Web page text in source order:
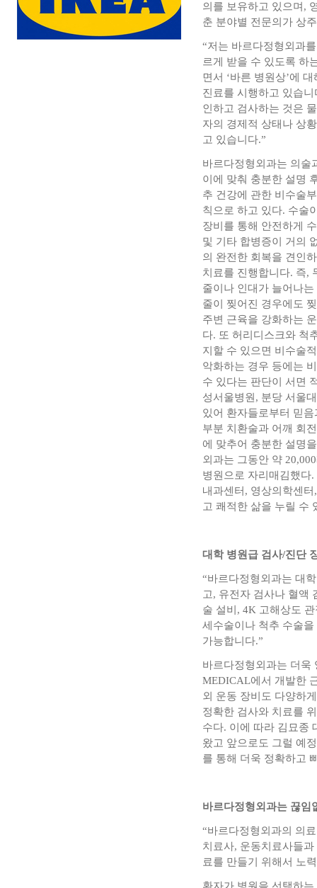
의를 보유하고 있으며,
춘 분야별 전문의가 상
“저는 바르다정형외과
르게 받을 수 있도록 하
면서 ‘바른 병원상’에
진료를 시행하고 있습
인하고 검사하는 것은
자의 경제적 상태나 상
고 있습니다.”
바르다정형외과는 의술
이에 맞춰 충분한 설명
추 건강에 관한 비수술
칙으로 하고 있다. 수술
장비를 통해 안전하게
및 기타 합병증이 거의
의 완전한 회복을 견인
치료를 진행합니다. 즉,
줄이나 인대가 늘어나
줄이 찢어진 경우에도
주변 근육을 강화하는
다. 또 허리디스크와 척
지할 수 있으면 비수술
악화하는 경우 등에는
수 있다는 판단이 서면
성서울병원, 분당 서울
있어 환자들로부터 믿
부분 치환술과 어깨 회
에 맞추어 충분한 설명
외과는 그동안 약
병원으로 자리매김했다
내과센터, 영상의학센
고 쾌적한 삶을 누릴 수
대학 병원급 검사/진단
“바르다정형외과는 대
고, 유전자 검사나 혈액
술 설비, 4K 고해상도
세수술이나 척추 수술
가능합니다.”
바르다정형외과는 더욱
MEDICAL에서 개발한
외 운동 장비도 다양하
정확한 검사와 치료를
수다. 이에 따라 김묘종
왔고 앞으로도 그럴 예
를 통해 더욱 정확하고
바르다정형외과는 끊임
“바르다정형외과의 의
치료사, 운동치료사들
료를 만들기 위해서 노